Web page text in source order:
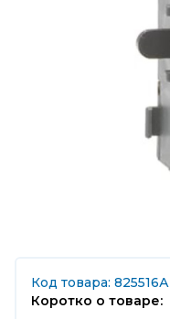
Код товара: 825516
Коротко о товаре: